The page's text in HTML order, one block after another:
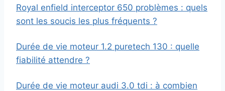
Royal enfield interceptor 650 problèmes : quels
sont les soucis les plus fréquents ?
Durée de vie moteur 1.2 puretech 130 : quelle
fiabilité attendre ?
Durée de vie moteur audi 3.0 tdi : à combien